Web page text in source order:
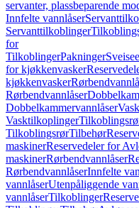
servanter, plassbeparende
Innfelte vannlåser
Servanttilkoblinger
for
TilkoblingerPakninger
for kjøkkenvasker
kjøkkenvasker
Rørbendvannlåser
Dobbelkammervannlåser
Vasktilkoplinger
TilkoblingsrørTilbehør
maskinerReservedeler for
maskinerRørbendvannlåser
RørbendvannlåserInnfelte
vannlåserUtenpåliggende
vannlåserTilkoblinger